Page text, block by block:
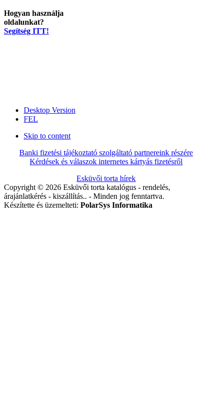
Hogyan használja
oldalunkat?
Segítség ITT!
Desktop Version
FEL
Skip to content
Banki fizetési tájékoztató szolgáltató partnereink részére
Kérdések és válaszok internetes kártyás fizetésről
Esküvői torta hírek
Copyright © 2026 Esküvői torta katalógus - rendelés,
árajánlatkérés - kiszállítás.. - Minden jog fenntartva.
Készítette és üzemelteti: PolarSys Informatika